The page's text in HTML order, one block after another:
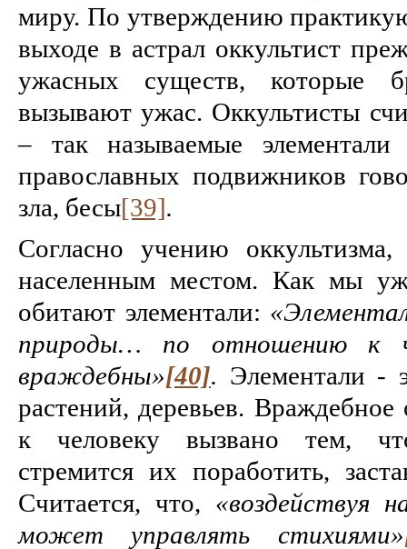
миру. По утверждению
выходе в астрал оккультист
ужасных существ, которые
вызывают ужас. Оккультисты
– так называемые
православных подвижников
зла, бесы[39].
Согласно учению оккультизма,
населенным местом. Как мы
обитают элементали:
природы… по отношению к
враждебны»[40]. Элементали -
растений, деревьев.
к человеку вызвано тем,
стремится их поработить,
Считается, что, «воздействуя
может управлять стихиями»